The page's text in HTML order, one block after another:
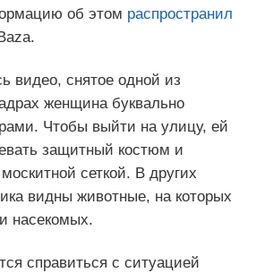
об этом распространил
видео, снятое одной из
женщина буквально
Чтобы выйти на улицу, ей
защитный костюм и
сеткой. В других
видны животные, на которых
насекомых.
справиться с ситуацией